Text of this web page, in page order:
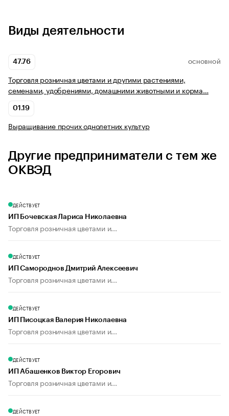
Виды деятельности
47.76 ОСНОВНОЙ
Торговля розничная цветами и другими растениями,
семенами, удобрениями, домашними животными и корма…
01.19
Выращивание прочих однолетних культур
Другие предприниматели с тем же
ОКВЭД
ДЕЙСТВУЕТ
ИП Бочевская Лариса Николаевна
Торговля розничная цветами и...
ДЕЙСТВУЕТ
ИП Самороднов Дмитрий Алексеевич
Торговля розничная цветами и...
ДЕЙСТВУЕТ
ИП Писоцкая Валерия Николаевна
Торговля розничная цветами и...
ДЕЙСТВУЕТ
ИП Абашенков Виктор Егорович
Торговля розничная цветами и...
ДЕЙСТВУЕТ